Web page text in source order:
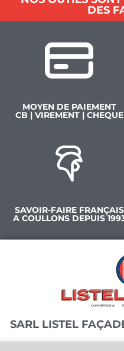
DES
MOYEN DE PAIEMENT
CB | VIREMENT | CHEQUE
SAVOIR-FAIRE FRANÇAIS
A COULLONS DEPUIS
SARL LISTEL